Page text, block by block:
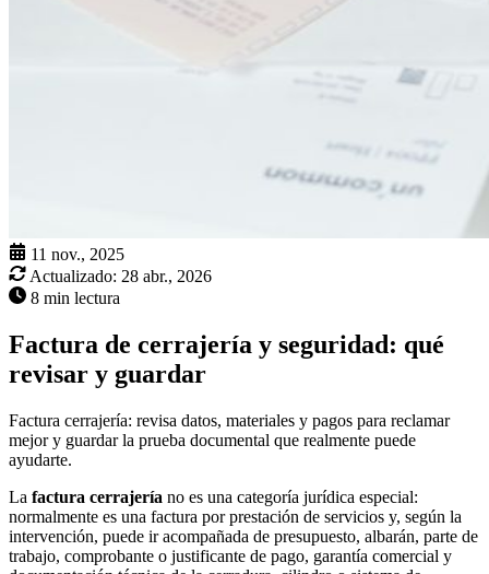
11 nov., 2025
Actualizado: 28 abr., 2026
8 min lectura
Factura de cerrajería y seguridad: qué
revisar y guardar
Factura cerrajería: revisa datos, materiales y pagos para reclamar
mejor y guardar la prueba documental que realmente puede
ayudarte.
La factura cerrajería no es una categoría jurídica especial:
normalmente es una factura por prestación de servicios y, según la
intervención, puede ir acompañada de presupuesto, albarán, parte de
trabajo, comprobante o justificante de pago, garantía comercial y